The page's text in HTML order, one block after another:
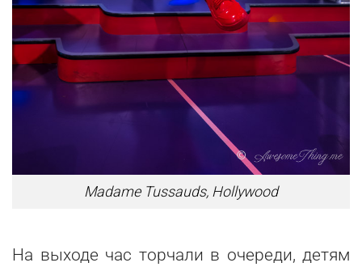
Madame Tussauds, Hollywood
На выходе час торчали в очереди, детям